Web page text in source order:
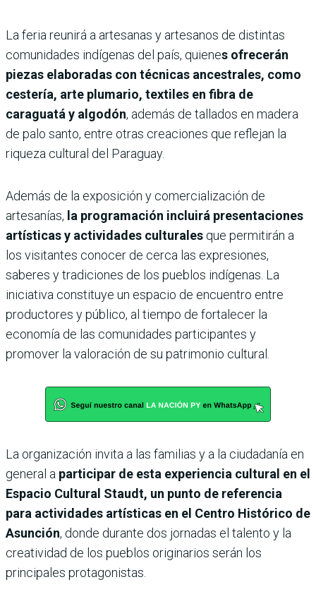
La feria reunirá a artesanas y artesanos de distintas
comunidades indígenas del país, quienes ofrecerán
piezas elaboradas con técnicas ancestrales, como
cestería, arte plumario, textiles en fibra de
caraguatá y algodón, además de tallados en madera
de palo santo, entre otras creaciones que reflejan la
riqueza cultural del Paraguay.
Además de la exposición y comercialización de
artesanías, la programación incluirá presentaciones
artísticas y actividades culturales que permitirán a
los visitantes conocer de cerca las expresiones,
saberes y tradiciones de los pueblos indígenas. La
iniciativa constituye un espacio de encuentro entre
productores y público, al tiempo de fortalecer la
economía de las comunidades participantes y
promover la valoración de su patrimonio cultural.
La organización invita a las familias y a la ciudadanía en
general a participar de esta experiencia cultural en el
Espacio Cultural Staudt, un punto de referencia
para actividades artísticas en el Centro Histórico de
Asunción, donde durante dos jornadas el talento y la
creatividad de los pueblos originarios serán los
principales protagonistas.